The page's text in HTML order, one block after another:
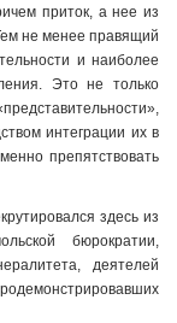
приток, а нее из
не менее правящий
и наиболее
Это не только
интеграции их в
препятствовать
здесь из
бюрократии,
деятелей